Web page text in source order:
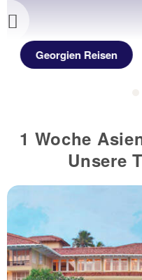
Previous
1 Woche
Unsere